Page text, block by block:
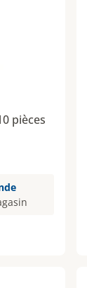
pièces